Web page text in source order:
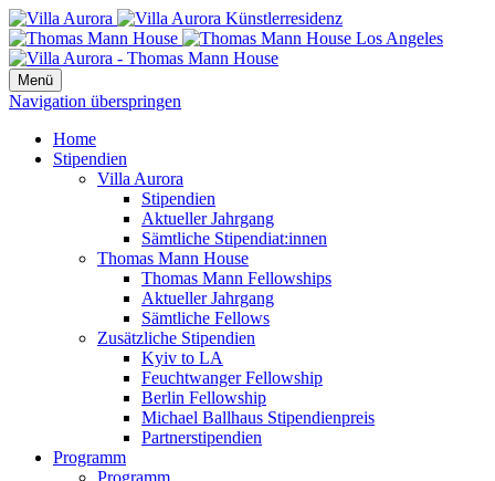
Menü
Navigation überspringen
Home
Stipendien
Villa Aurora
Stipendien
Aktueller Jahrgang
Sämtliche Stipendiat:innen
Thomas Mann House
Thomas Mann Fellowships
Aktueller Jahrgang
Sämtliche Fellows
Zusätzliche Stipendien
Kyiv to LA
Feuchtwanger Fellowship
Berlin Fellowship
Michael Ballhaus Stipendienpreis
Partnerstipendien
Programm
Programm